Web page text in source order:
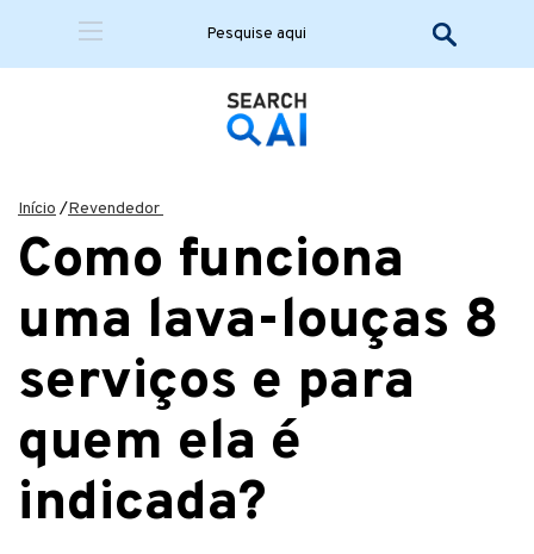
Início /Revendedor
Como funciona
uma lava-louças 8
serviços e para
quem ela é
indicada?